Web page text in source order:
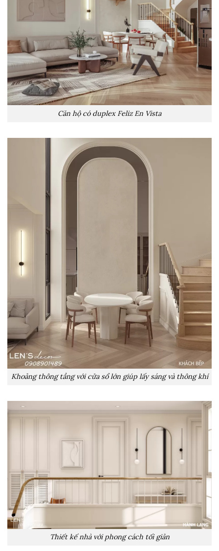
Căn hộ có duplex Feliz En Vista
Khoảng thông tầng với cửa sổ lớn giúp lấy sáng và thông khí
Thiết kế nhà với phong cách tối giản